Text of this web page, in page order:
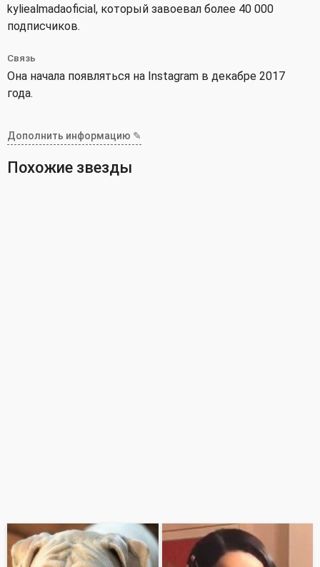
kyliealmadaoficial, который завоевал более 40 000
подписчиков.
Связь
Она начала появляться на Instagram в декабре 2017
года.
Дополнить информацию ✎
Похожие звезды